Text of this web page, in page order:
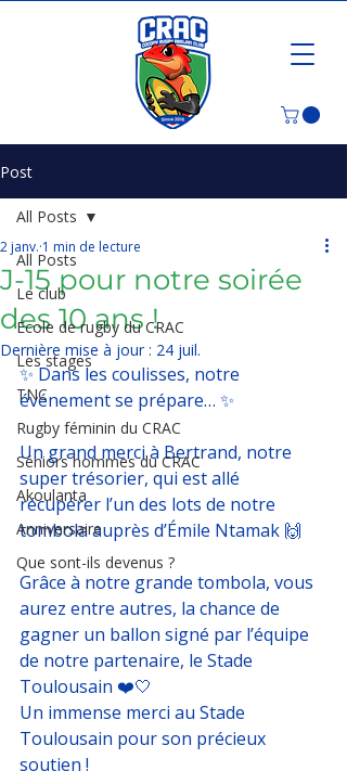
Post
All Posts
Le club
Ecole de rugby du CRAC
Les stages
TNC
Rugby féminin du CRAC
Séniors hommes du CRAC
Akoulanta
Anniversaire
Que sont-ils devenus ?
All Posts
J-15 pour notre soirée
des 10 ans !
2 janv. 1 min de lecture
Dernière mise à jour : 24 juil.
✨ Dans les coulisses, notre
événement se prépare… ✨
Un grand merci à Bertrand, notre
super trésorier, qui est allé
récupérer l’un des lots de notre
tombola auprès d’Émile Ntamak 🙌
Grâce à notre grande tombola, vous
aurez entre autres, la chance de
gagner un ballon signé par l’équipe
de notre partenaire, le Stade
Toulousain ❤️🤍
Un immense merci au Stade
Toulousain pour son précieux
soutien !